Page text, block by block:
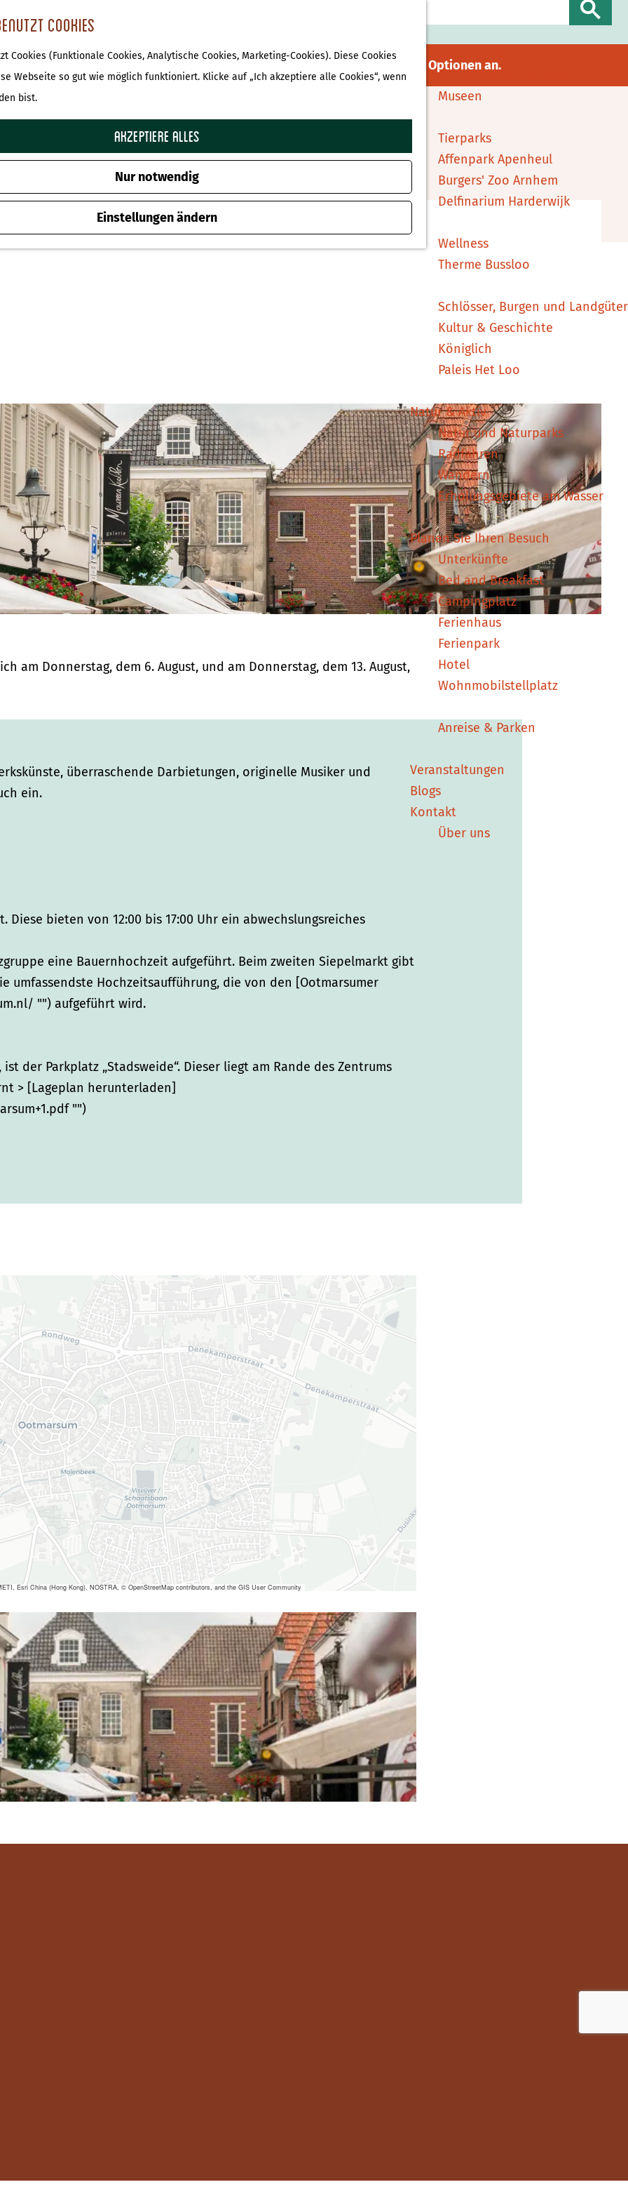
Cookies
Cookies (Funktionale Cookies, Analytische Cookies, Marketing-Cookies). Diese Cookies
Webseite so gut wie möglich funktioniert. Klicke auf „Ich akzeptiere alle Cookies“, wenn
bist.
Akzeptiere alles
Nur notwendig
Einstellungen ändern
Attraktionen & Museen
Museen
Tierparks
Affenpark Apenheul
Burgers' Zoo Arnhem
Delfinarium Harderwijk
Wellness
Therme Bussloo
Schlösser, Burgen und Landgüter
Kultur & Geschichte
Königlich
Paleis Het Loo
Natur & Aktiv
Natur und Naturparks
Radfahren
Wandern
Erholungsgebiete am Wasser
Planen Sie Ihren Besuch
Unterkünfte
Bed and Breakfast
Campingplatz
Ferienhaus
Ferienpark
Hotel
Wohnmobilstellplatz
Anreise & Parken
Veranstaltungen
Blogs
Kontakt
Über uns
S
mehr verfügbar. Sehen Sie sich das aktuelle Angebot für verfügbare Optionen an.
Siepelmarkt 2026
Zu Favoriten hinzufügenZu Favoriten hinzufügen
am Donnerstag, dem 6. August, und am Donnerstag, dem 13. August,
überraschende Darbietungen, originelle Musiker und
ein.
bieten von 12:00 bis 17:00 Uhr ein abwechslungsreiches
eine Bauernhochzeit aufgeführt. Beim zweiten Siepelmarkt gibt
Hochzeitsaufführung, die von den [Ootmarsumer
"") aufgeführt wird.
der Parkplatz „Stadsweide“. Dieser liegt am Rande des Zentrums
> [Lageplan herunterladen]
"")
Esri China (Hong Kong), NOSTRA, © OpenStreetMap contributors, and the GIS User Community